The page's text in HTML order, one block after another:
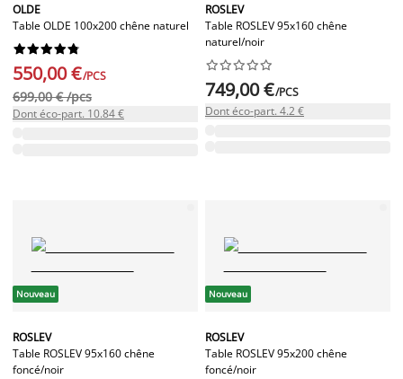
OLDE
Table OLDE 100x200 chêne naturel






550,00 €/PCS
699,00 € /pcs
Dont éco-part. 10.84 €
ROSLEV
Table ROSLEV 95x160 chêne
naturel/noir






749,00 €/PCS
Dont éco-part. 4.2 €
Nouveau
ROSLEV
Table ROSLEV 95x160 chêne
foncé/noir
Nouveau
ROSLEV
Table ROSLEV 95x200 chêne
foncé/noir